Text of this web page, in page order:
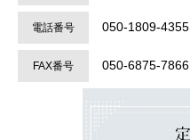
電話番号 050-1809-4355
FAX番号 050-6875-7866